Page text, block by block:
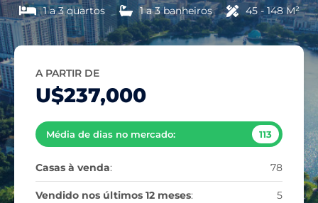
1 a 3 quartos 1 a 3 banheiros 45 - 148 M²
A PARTIR DE
U$237,000
Média de dias no mercado: 113
Casas à venda: 78
Vendido nos últimos 12 meses: 5